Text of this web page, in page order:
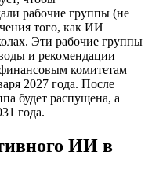
рабочие группы (не
того, как ИИ
Эти рабочие группы
и рекомендации
комитетам
2027 года. После
будет распущена, а
года.
ИИ в